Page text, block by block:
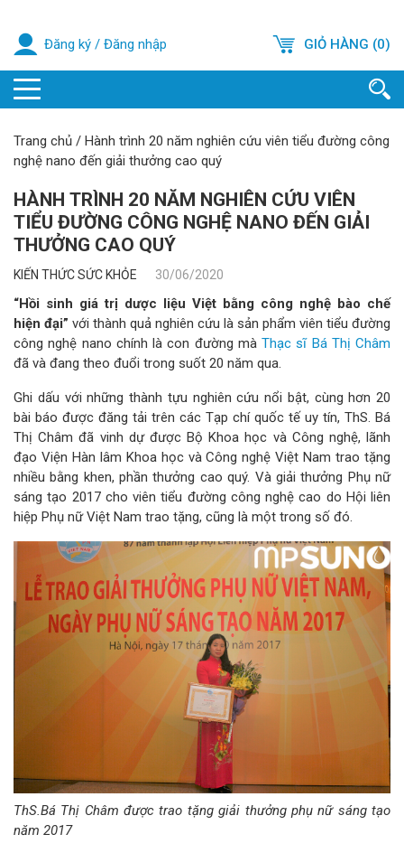
Đăng ký / Đăng nhập GIỎ HÀNG (0)
Trang chủ / Hành trình 20 năm nghiên cứu viên tiểu đường công
nghệ nano đến giải thưởng cao quý
HÀNH TRÌNH 20 NĂM NGHIÊN CỨU VIÊN
TIỂU ĐƯỜNG CÔNG NGHỆ NANO ĐẾN GIẢI
THƯỞNG CAO QUÝ
KIẾN THỨC SỨC KHỎE 30/06/2020
“Hồi sinh giá trị dược liệu Việt bằng công nghệ bào chế
hiện đại”
công nghệ nano chính là con đường mà Thạc sĩ Bá Thị Châm
đã và đang theo đuổi trong suốt 20 năm qua.
Ghi dấu với những thành tựu nghiên cứu nổi bật, cùng hơn 20
bài báo được đăng tải trên các Tạp chí quốc tế uy tín, ThS. Bá
Thị Châm đã vinh dự được Bộ Khoa học và Công nghệ, lãnh
đạo Viện Hàn lâm Khoa học và Công nghệ Việt Nam trao tặng
nhiều bằng khen, phần thưởng cao quý. Và giải thưởng Phụ nữ
sáng tạo 2017 cho viên tiểu đường công nghệ cao do Hội liên
hiệp Phụ nữ Việt Nam trao tặng, cũng là một trong số đó.
ThS.Bá Thị Châm được trao tặng giải thưởng phụ nữ sáng tạo
năm 2017